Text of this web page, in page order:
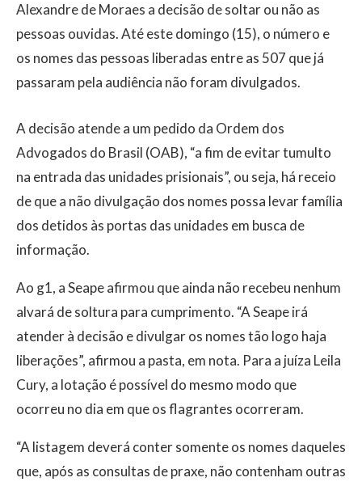
Alexandre de Moraes a decisão de soltar ou não as
pessoas ouvidas. Até este domingo (15), o número e
os nomes das pessoas liberadas entre as 507 que já
passaram pela audiência não foram divulgados.
A decisão atende a um pedido da Ordem dos
Advogados do Brasil (OAB), “a fim de evitar tumulto
na entrada das unidades prisionais”, ou seja, há receio
de que a não divulgação dos nomes possa levar família
dos detidos às portas das unidades em busca de
informação.
Ao g1, a Seape afirmou que ainda não recebeu nenhum
alvará de soltura para cumprimento. “A Seape irá
atender à decisão e divulgar os nomes tão logo haja
liberações”, afirmou a pasta, em nota. Para a juíza Leila
Cury, a lotação é possível do mesmo modo que
ocorreu no dia em que os flagrantes ocorreram.
“A listagem deverá conter somente os nomes daqueles
que, após as consultas de praxe, não contenham outras